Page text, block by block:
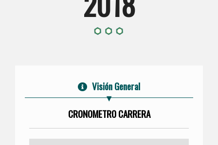
Visión General
CRONOMETRO CARRERA